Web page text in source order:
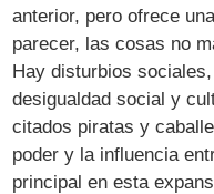
anterior, pero ofrece
parecer, las cosas no
Hay disturbios
desigualdad social y
citados piratas y
poder y la influencia
principal en esta